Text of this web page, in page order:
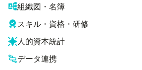
組織図・名簿
スキル・資格・研修
人的資本統計
データ連携